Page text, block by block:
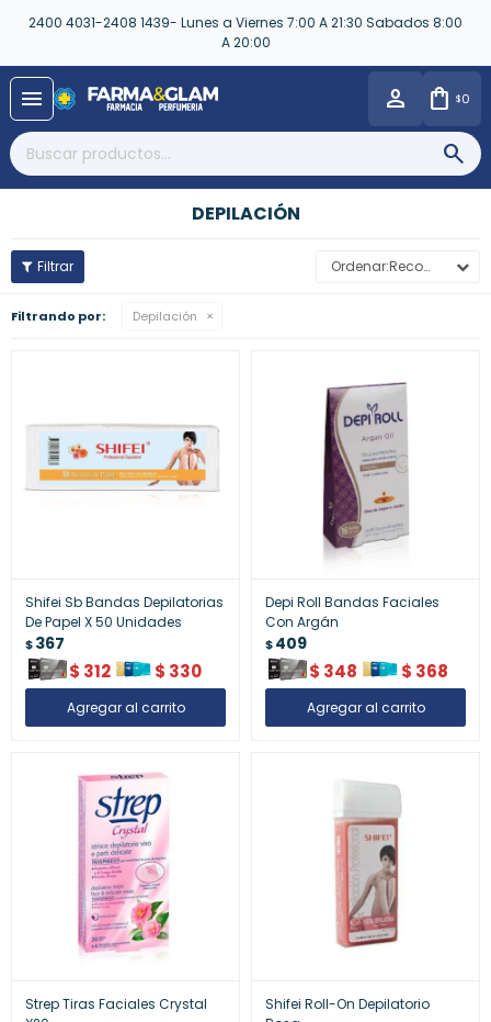
2400 4031-2408 1439- Lunes a Viernes 7:00 A 21:30 Sabados 8:00
A 20:00
menu $0
DEPILACIÓN
Recomendados
Filtrando por: Depilación
Shifei Sb Bandas Depilatorias
De Papel X 50 Unidades
$367
$ 312 $ 330
Depi Roll Bandas Faciales
Con Argán
$409
$ 348 $ 368
Strep Tiras Faciales Crystal
Shifei Roll-On Depilatorio